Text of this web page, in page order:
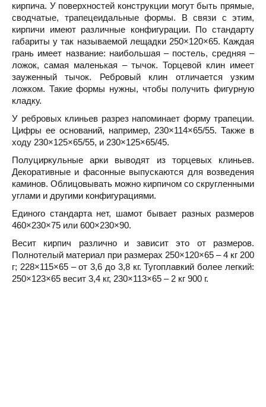
кирпича. У поверхностей конструкции могут быть прямые,
сводчатые, трапецеидальные формы. В связи с этим,
кирпичи имеют различные конфигурации. По стандарту
габариты у так называемой лещадки 250×120×65. Каждая
грань имеет название: наибольшая – постель, средняя –
ложок, самая маленькая – тычок. Торцевой клин имеет
зауженный тычок. Ребровый клин отличается узким
ложком. Такие формы нужны, чтобы получить фигурную
кладку.
У ребровых клиньев разрез напоминает форму трапеции.
Цифры ее оснований, например, 230×114×65/55. Также в
ходу 230×125×65/55, и 230×125×65/45.
Полуциркульные арки выводят из торцевых клиньев.
Декоративные и фасонные выпускаются для возведения
каминов. Облицовывать можно кирпичом со скругленными
углами и другими конфигурациями.
Единого стандарта нет, шамот бывает разных размеров
460×230×75 или 600×230×90.
Весит кирпич различно и зависит это от размеров.
Полнотелый материал при размерах 250×120×65 – 4 кг 200
г; 228×115×65 – от 3,6 до 3,8 кг. Тугоплавкий более легкий:
250×123×65 весит 3,4 кг, 230×113×65 – 2 кг 900 г.